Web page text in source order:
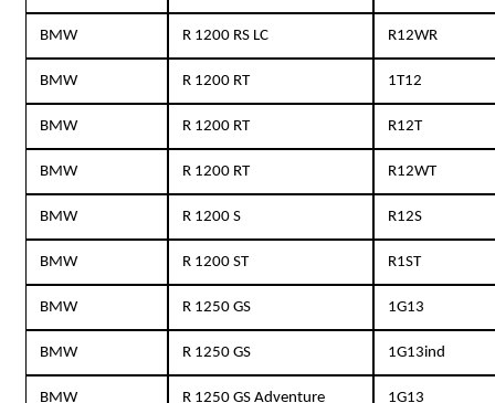
BMW R 1200 RS LC R12WR
BMW R 1200 RT 1T12
BMW R 1200 RT R12T
BMW R 1200 RT R12WT
BMW R 1200 S R12S
BMW R 1200 ST R1ST
BMW R 1250 GS 1G13
BMW R 1250 GS 1G13ind
BMW R 1250 GS Adventure 1G13